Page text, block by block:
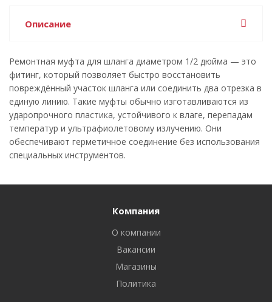
Описание
Ремонтная муфта для шланга диаметром 1/2 дюйма — это
фитинг, который позволяет быстро восстановить
повреждённый участок шланга или соединить два отрезка в
единую линию. Такие муфты обычно изготавливаются из
ударопрочного пластика, устойчивого к влаге, перепадам
температур и ультрафиолетовому излучению. Они
обеспечивают герметичное соединение без использования
специальных инструментов.
Компания
О компании
Вакансии
Магазины
Политика